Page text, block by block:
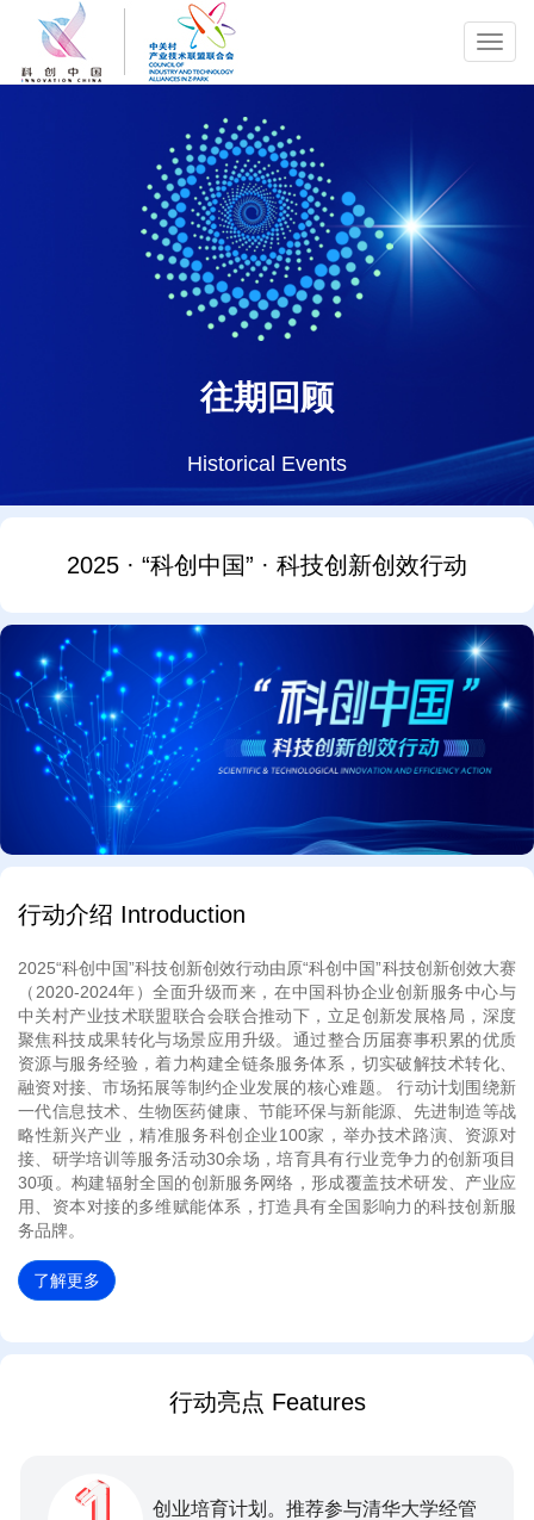
往期回顾
Historical Events
2025 · “科创中国” · 科技创新创效行动
行动介绍 Introduction
2025“科创中国”科技创新创效行动由原“科创中国”科技创新创效大赛
（2020-2024年）全面升级而来，在中国科协企业创新服务中心与
中关村产业技术联盟联合会联合推动下，立足创新发展格局，深度
聚焦科技成果转化与场景应用升级。通过整合历届赛事积累的优质
资源与服务经验，着力构建全链条服务体系，切实破解技术转化、
融资对接、市场拓展等制约企业发展的核心难题。 行动计划围绕新
一代信息技术、生物医药健康、节能环保与新能源、先进制造等战
略性新兴产业，精准服务科创企业100家，举办技术路演、资源对
接、研学培训等服务活动30余场，培育具有行业竞争力的创新项目
30项。构建辐射全国的创新服务网络，形成覆盖技术研发、产业应
用、资本对接的多维赋能体系，打造具有全国影响力的科技创新服
务品牌。
了解更多
行动亮点 Features
创业培育计划。推荐参与清华大学经管